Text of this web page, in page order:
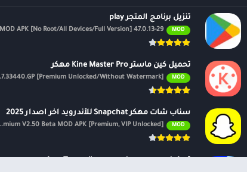
تنزيل برنامج المتجر play
MOD
47.0.13-29 MOD APK [No Root/All Devices/Full Version]
تحميل كين ماستر Kine Master Pro مهكر
MOD
APK v7.4.17.33440.GP [Premium Unlocked/Without Watermark]
سناب شات مهكر Snapchat للأندرويد اخر اصدار 2025
MOD
Premium V2.50 Beta MOD APK [Premium, VIP Unlocked]